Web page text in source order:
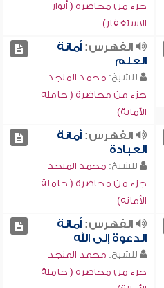
جزء من محاضرة ( أنوار
الاستغفار)
الفهرس:أمانة
العلم
للشيخ: محمد المنجد
جزء من محاضرة ( حاملة
الأمانة)
الفهرس:أمانة
العبادة
للشيخ: محمد المنجد
جزء من محاضرة ( حاملة
الأمانة)
الفهرس:أمانة
الدعوة إلى الله
للشيخ: محمد المنجد
جزء من محاضرة ( حاملة